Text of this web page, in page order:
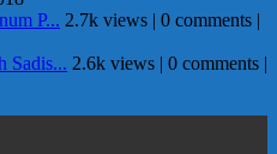
P... 2.7k views | 0 comments |
Sadis... 2.6k views | 0 comments |